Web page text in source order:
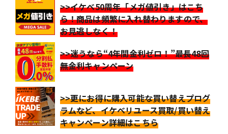
>>イケベ50周年「メガ値引き」はこち
ら！商品は頻繁に入れ替わりますので、
お見逃しなく！
>>迷うなら“4年間金利ゼロ！”最長48回
無金利キャンペーン
>>更にお得に購入可能な買い替えプログ
ラムなど、イケベリユース買取/買い替え
キャンペーン詳細はこちら